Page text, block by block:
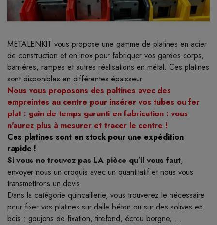
METALENKIT vous propose une gamme de platines en acier
de construction et en inox pour fabriquer vos gardes corps,
barrières, rampes et autres réalisations en métal. Ces platines
sont disponibles en différentes épaisseur.
Nous vous proposons des paltines avec des
empreintes au centre pour insérer vos tubes ou fer
plat : gain de temps garanti en fabrication : vous
n'aurez plus à mesurer et tracer le centre !
Ces platines sont en stock pour une expédition
rapide !
Si vous ne trouvez pas LA pièce qu'il vous faut,
envoyer nous un croquis avec un quantitatif et nous vous
transmettrons un devis.
Dans la catégorie quincaillerie, vous trouverez le nécessaire
pour fixer vos platines sur dalle béton ou sur des solives en
bois : goujons de fixation, tirefond, écrou borgne, ...